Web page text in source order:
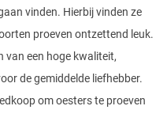
vinden. Hierbij vinden ze
proeven ontzettend leuk.
van een hoge kwaliteit,
de gemiddelde liefhebber.
om oesters te proeven